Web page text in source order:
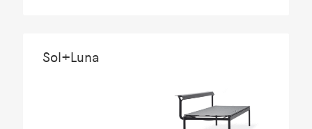
Sol+Luna